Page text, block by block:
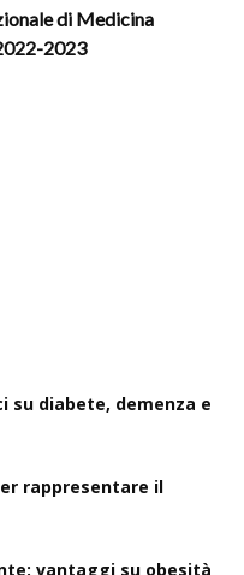
di Medicina
2023
su diabete, demenza e
rappresentare il
vantaggi su obesità